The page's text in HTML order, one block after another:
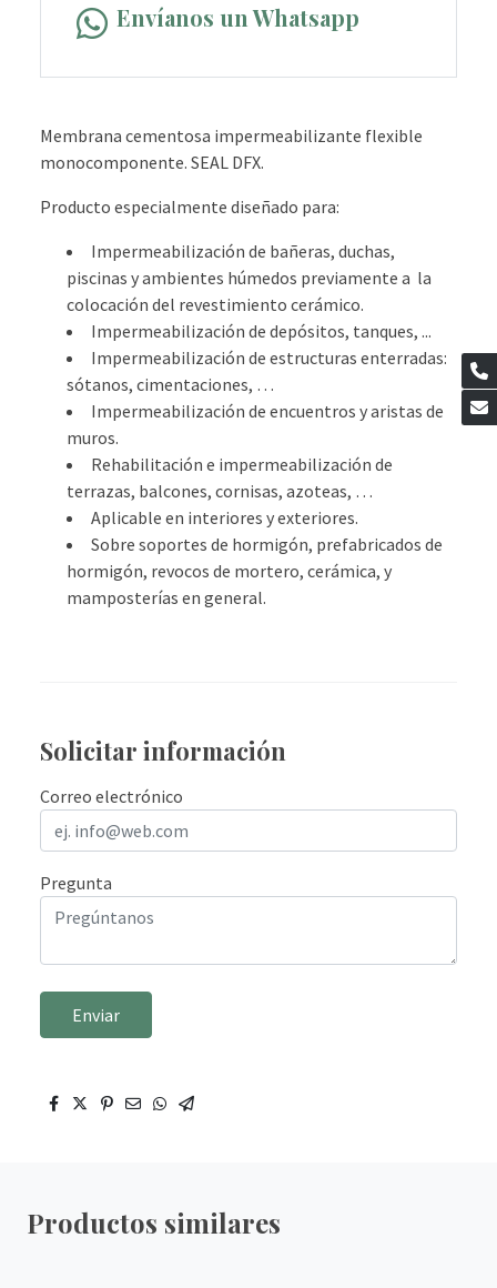
Envíanos un Whatsapp
Membrana cementosa impermeabilizante flexible
monocomponente. SEAL DFX.
Producto especialmente diseñado para:
Impermeabilización de bañeras, duchas,
piscinas y ambientes húmedos previamente a la
colocación del revestimiento cerámico.
Impermeabilización de depósitos, tanques, ...
Impermeabilización de estructuras enterradas:
sótanos, cimentaciones, …
Impermeabilización de encuentros y aristas de
muros.
Rehabilitación e impermeabilización de
terrazas, balcones, cornisas, azoteas, …
Aplicable en interiores y exteriores.
Sobre soportes de hormigón, prefabricados de
hormigón, revocos de mortero, cerámica, y
mamposterías en general.
Solicitar información
Correo electrónico
Pregunta
Enviar
Productos similares